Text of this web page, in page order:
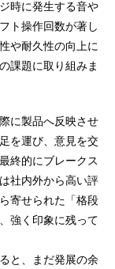
時に発生する音や
ト操作回数が著し
や耐久性の向上に
課題に取り組みま
に製品へ反映させ
を運び、意見を交
終的にブレークス
社内外から高い評
寄せられた「格段
強く印象に残って
と、まだ発展の余